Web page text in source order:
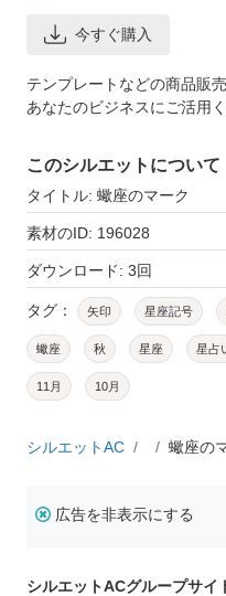
今すぐ購入
テンプレートなどの商品販
あなたのビジネスにご活用く
このシルエットについて
タイトル: 蠍座のマーク
素材のID: 196028
ダウンロード: 3回
タグ： 矢印 星座記号
蠍座 秋 星座 星占
11月 10月
シルエットAC 蠍座の
広告を非表示にする
シルエットACグループサイ